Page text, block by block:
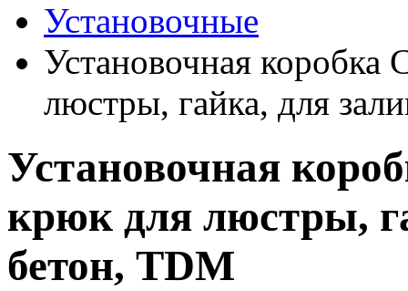
Установочные
Установочная
люстры, гайка, для
Установочная
крюк для люстры,
бетон, TDM